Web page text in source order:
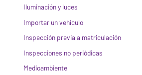
Iluminación y luces
Importar un vehículo
Inspección previa a matriculación
Inspecciones no periódicas
Medioambiente